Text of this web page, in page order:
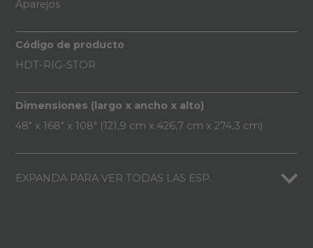
Aparejos
Código de producto
HDT-RIG-STOR
Dimensiones (largo x ancho x alto)
48" x 168" x 108" (121,9 cm x 426,7 cm x 274,3 cm)
EXPANDA PARA VER TODAS LAS ESP.